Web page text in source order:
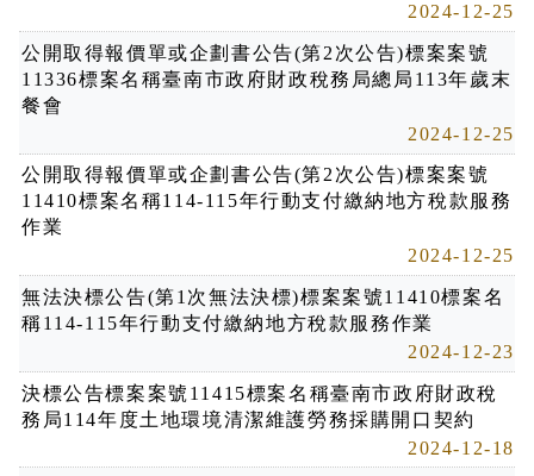
2024-12-25
公開取得報價單或企劃書公告(第2次公告)標案案號
11336標案名稱臺南市政府財政稅務局總局113年歲末
餐會
2024-12-25
公開取得報價單或企劃書公告(第2次公告)標案案號
11410標案名稱114-115年行動支付繳納地方稅款服務
作業
2024-12-25
無法決標公告(第1次無法決標)標案案號11410標案名
稱114-115年行動支付繳納地方稅款服務作業
2024-12-23
決標公告標案案號11415標案名稱臺南市政府財政稅
務局114年度土地環境清潔維護勞務採購開口契約
2024-12-18